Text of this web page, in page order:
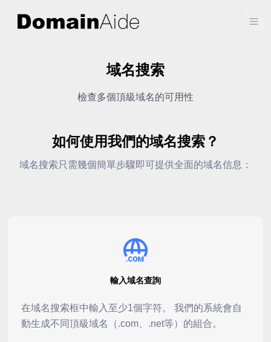
域名搜索
檢查多個頂級域名的可用性
如何使用我們的域名搜索？
域名搜索只需幾個簡單步驟即可提供全面的域名信息：
輸入域名查詢
在域名搜索框中輸入至少1個字符。 我們的系統會自
動生成不同頂級域名（.com、.net等）的組合。